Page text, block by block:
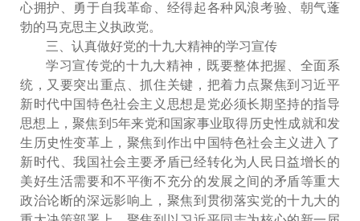
心拥护、勇于自我革命、经得起各种风浪考验、朝气蓬
勃的马克思主义执政党。
三、认真做好党的十九大精神的学习宣传
学习宣传党的十九大精神，既要整体把握、全面系
统，又要突出重点、抓住关键，把着力点聚焦到习近平
新时代中国特色社会主义思想是党必须长期坚持的指导
思想上，聚焦到5年来党和国家事业取得历史性成就和发
生历史性变革上，聚焦到作出中国特色社会主义进入了
新时代、我国社会主要矛盾已经转化为人民日益增长的
美好生活需要和不平衡不充分的发展之间的矛盾等重大
政治论断的深远影响上，聚焦到贯彻落实党的十九大的